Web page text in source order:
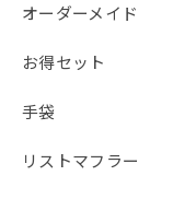
オーダーメイド
お得セット
手袋
リストマフラー
した使い心地
るようで何よ
ご不便をおか